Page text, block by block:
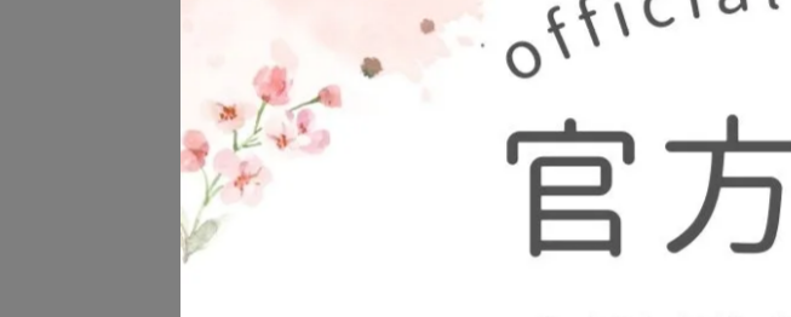
【Palnart Poc 官方正品】EA166 庭
院小青蛙耳夾｜日本製 栩栩如生立體
NT$822NT$990